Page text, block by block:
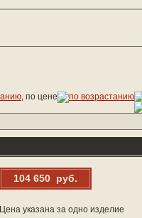
, по цене
104 650 руб.
Цена указана за одно изделие